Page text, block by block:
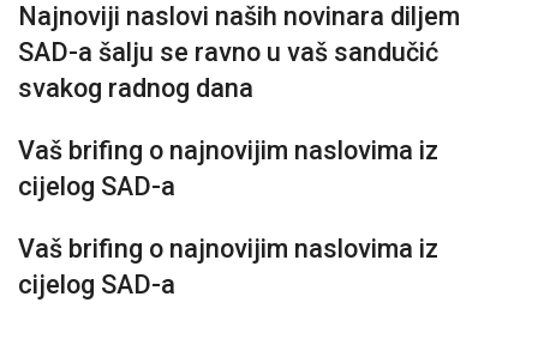
Najnoviji naslovi naših novinara diljem
SAD-a šalju se ravno u vaš sandučić
svakog radnog dana
Vaš brifing o najnovijim naslovima iz
cijelog SAD-a
Vaš brifing o najnovijim naslovima iz
cijelog SAD-a